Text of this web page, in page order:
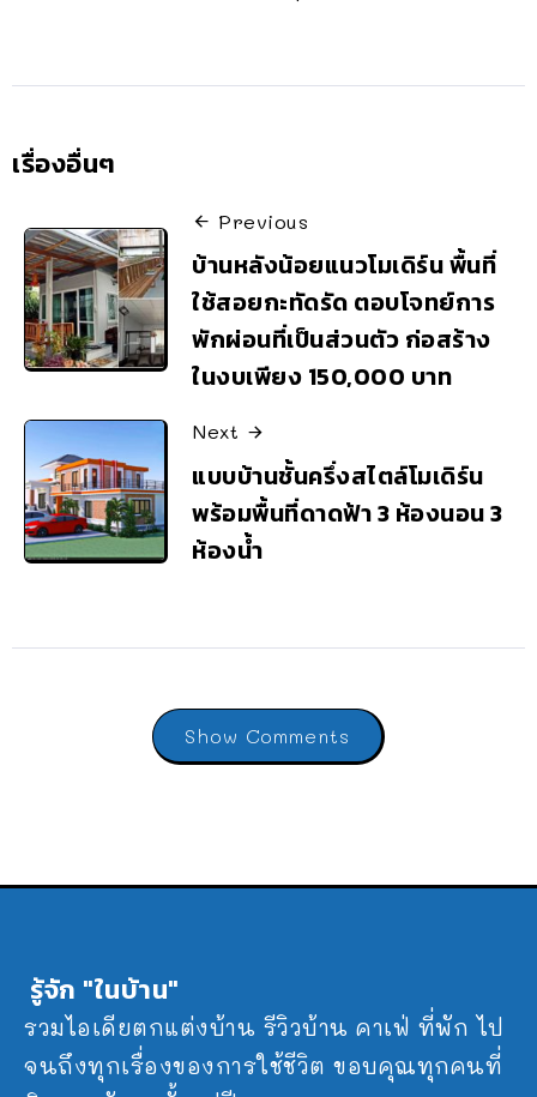
เรื่องอื่นๆ
Previous
บ้านหลังน้อยแนวโมเดิร์น พื้นที่
ใช้สอยกะทัดรัด ตอบโจทย์การ
พักผ่อนที่เป็นส่วนตัว ก่อสร้าง
ในงบเพียง 150,000 บาท
Next
แบบบ้านชั้นครึ่งสไตล์โมเดิร์น
พร้อมพื้นที่ดาดฟ้า 3 ห้องนอน 3
ห้องน้ำ
Show Comments
รู้จัก "ในบ้าน"
รวมไอเดียตกแต่งบ้าน รีวิวบ้าน คาเฟ่ ที่พัก ไป
จนถึงทุกเรื่องของการใช้ชีวิต ขอบคุณทุกคนที่